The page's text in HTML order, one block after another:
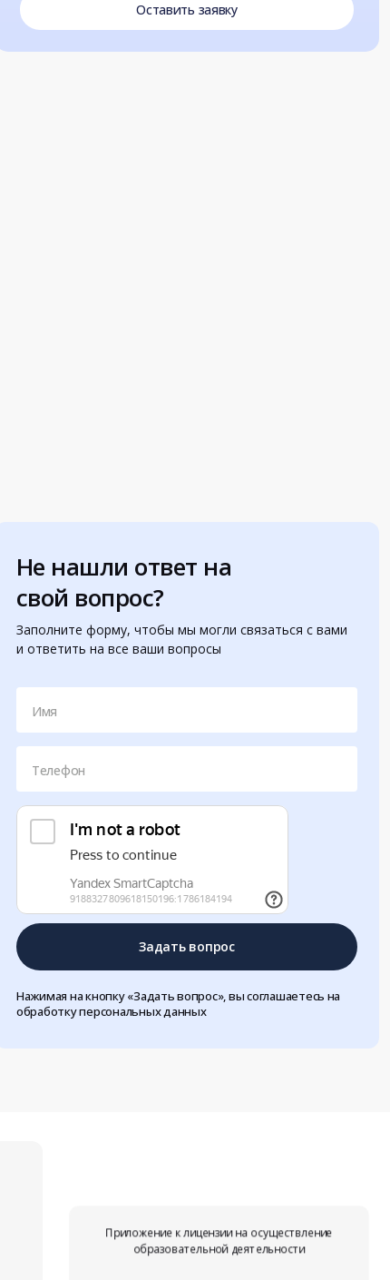
Оставить заявку
Не нашли ответ на
свой вопрос?
Заполните форму, чтобы мы могли связаться с вами
и ответить на все ваши вопросы
Имя
Телефон
Задать вопрос
Нажимая на кнопку «Задать вопрос», вы соглашаетесь на
обработку персональных данных
Приложение к лицензии на осуществление
образовательной деятельности